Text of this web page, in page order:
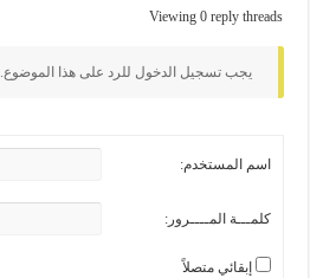
Viewing 0 reply threads
يجب تسجيل الدخول للرد على هذا الموضوع.
اسم المستخدم:
كلمـــة المــــرور:
إبقائي متصلاً